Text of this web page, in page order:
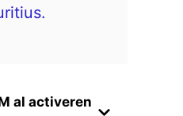
al activeren